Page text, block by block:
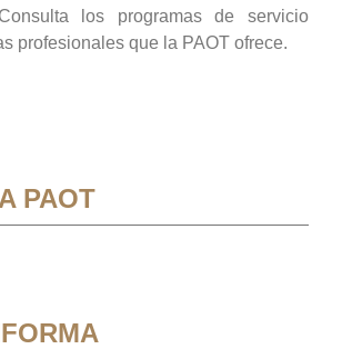
los programas de servicio
profesionales que la PAOT ofrece.
PAOT